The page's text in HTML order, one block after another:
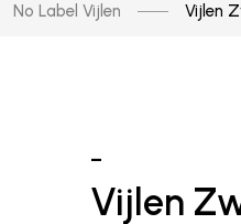
No Label Vijlen Vijlen
–
Vijlen